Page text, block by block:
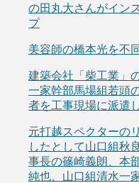
の田丸大さんがイン
プ
美容師の橋本光を不
建築会社「柴工業」
一家幹部馬場組若頭
者を工事現場に派遣
元打越スペクターの
したとして山口組秋
事長の篠崎義朗、本
純也、山口組清水一